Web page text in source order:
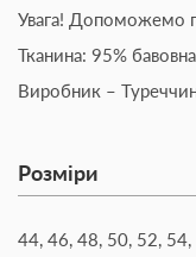
Увага! Допоможемо
Тканина: 95%
Виробник –
Розміри
44, 46, 48, 50, 52,